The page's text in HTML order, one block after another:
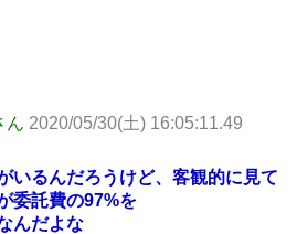
ん 2020/05/30(土) 16:05:11.49
いるんだろうけど、客観的に見て
委託費の97%を
んだよな